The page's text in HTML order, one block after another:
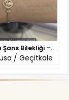
Şans Bilekliği –..
/ Geçitkale